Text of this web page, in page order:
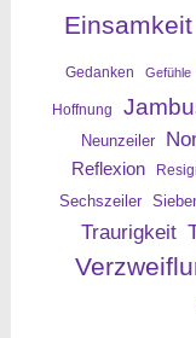
Einsamkeit
Gedanken Gefühle
Hoffnung
Neunzeiler
Reflexion
Sechszeiler
Traurigkeit